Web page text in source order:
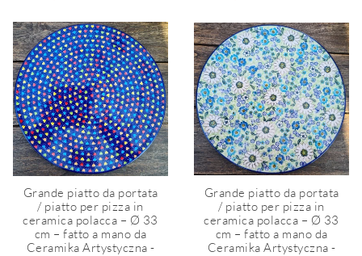
Grande piatto da portata
/ piatto per pizza in
ceramica polacca – Ø 33
cm – fatto a mano da
Ceramika Artystyczna -
Grande piatto da portata
/ piatto per pizza in
ceramica polacca – Ø 33
cm – fatto a mano da
Ceramika Artystyczna -